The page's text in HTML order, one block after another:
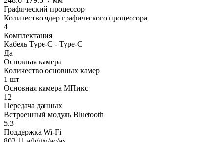
Графический процессор
Количество ядер графического процессора
4
Комплектация
Кабель Type-C - Type-C
Да
Основная камера
Количество основных камер
1 шт
Основная камера МПикс
12
Передача данных
Встроенный модуль Bluetooth
5.3
Поддержка Wi-Fi